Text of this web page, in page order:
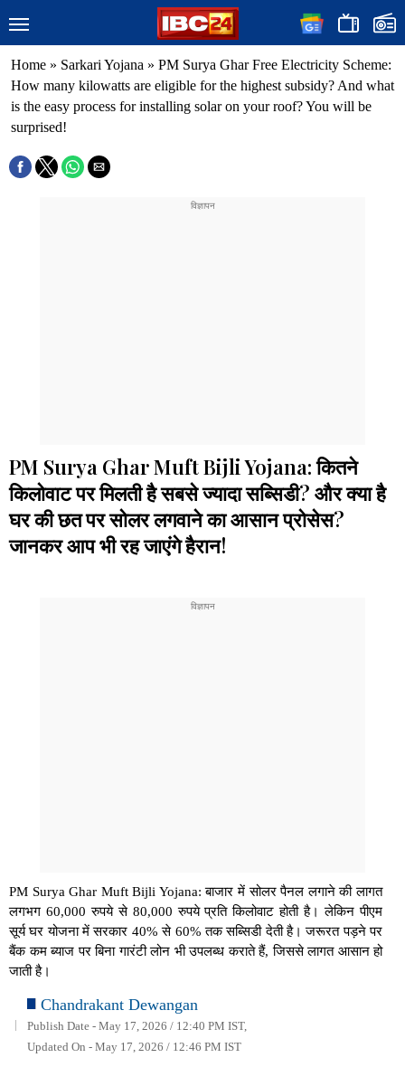
Home » Sarkari Yojana » PM Surya Ghar Free Electricity Scheme:
How many kilowatts are eligible for the highest subsidy? And what
is the easy process for installing solar on your roof? You will be
surprised!
PM Surya Ghar Muft Bijli Yojana: कितने
किलोवाट पर मिलती है सबसे ज्यादा सब्सिडी? और क्या है
घर की छत पर सोलर लगवाने का आसान प्रोसेस?
जानकर आप भी रह जाएंगे हैरान!
PM Surya Ghar Muft Bijli Yojana: बाजार में सोलर पैनल लगाने की लागत
लगभग 60,000 रुपये से 80,000 रुपये प्रति किलोवाट होती है। लेकिन पीएम
सूर्य घर योजना में सरकार 40% से 60% तक सब्सिडी देती है। जरूरत पड़ने पर
बैंक कम ब्याज पर बिना गारंटी लोन भी उपलब्ध कराते हैं, जिससे लागत आसान हो
जाती है।
Chandrakant Dewangan
Publish Date - May 17, 2026 / 12:40 PM IST,
Updated On - May 17, 2026 / 12:46 PM IST